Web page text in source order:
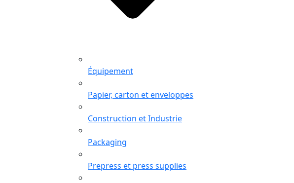
Équipement
Papier, carton et enveloppes
Construction et Industrie
Packaging
Prepress et press supplies